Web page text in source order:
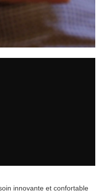
innovante et confortable